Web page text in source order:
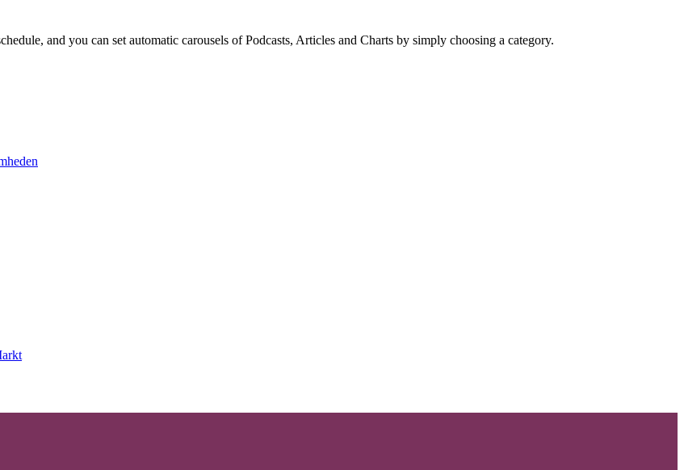
and you can set automatic carousels of Podcasts, Articles and Charts by simply choosing a category.